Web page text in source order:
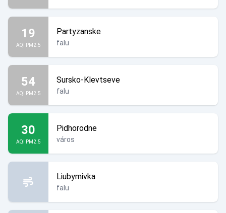
19
AQI PM2.5
Partyzanske
falu
54
AQI PM2.5
Sursko-Klevtseve
falu
30
AQI PM2.5
Pidhorodne
város
Liubymivka
falu